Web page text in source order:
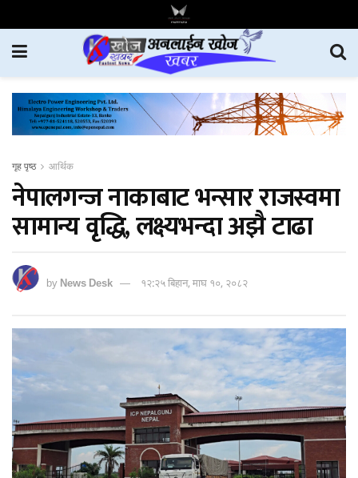
गृह पृष्ठ आर्थिक
नेपालगन्ज नाकाबाट भन्सार राजस्वमा
सामान्य वृद्धि, लक्ष्यभन्दा अझै टाढा
byNews Desk १२:२५ बिहान, माघ १०, २०८२